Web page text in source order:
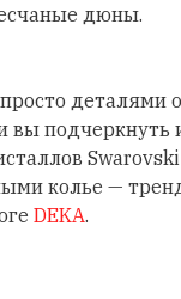
дюны.
деталями
вы подчеркнуть
колье —
DEKA.